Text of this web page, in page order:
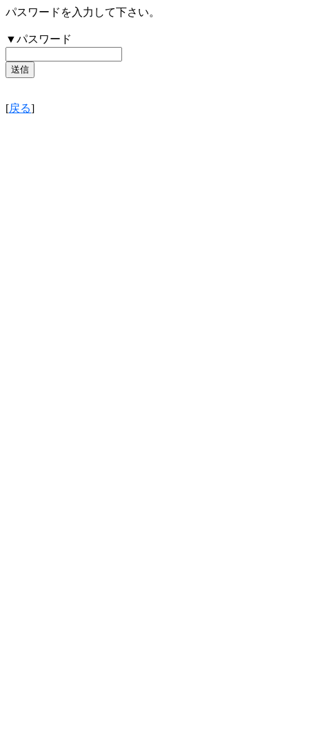
パスワードを入力して下さい。
▼パスワード
[戻る]